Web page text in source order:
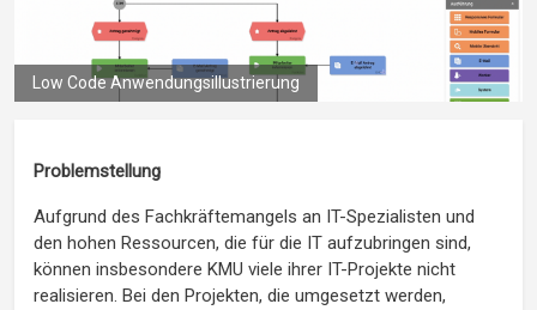
Low Code Anwendungsillustrierung
Problemstellung
Aufgrund des Fachkräftemangels an IT-Spezialisten und
den hohen Ressourcen, die für die IT aufzubringen sind,
können insbesondere KMU viele ihrer IT-Projekte nicht
realisieren. Bei den Projekten, die umgesetzt werden,